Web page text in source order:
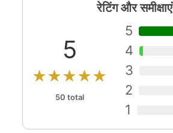
रेटिंग और समीक्षाएं
5
★★★★★
50 total
5
4
3
2
1